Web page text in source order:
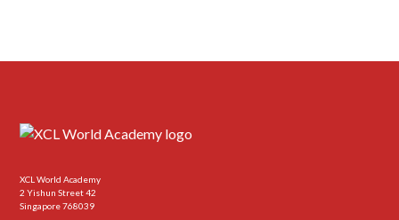
XCL World Academy
2 Yishun Street 42
Singapore 768039